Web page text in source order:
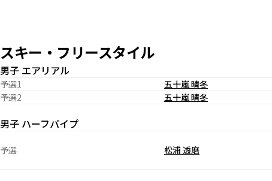
スキー・フリースタイル
男子 エアリアル
予選1 五十嵐 晴冬
予選2
五十嵐 晴冬
男子 ハーフパイプ
予選 松浦 透磨